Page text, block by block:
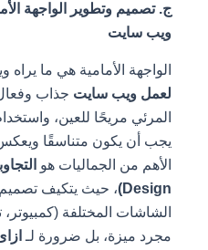
ويب سايت
الواجهة الأمامية هي ما يراه
لعمل ويب سايتجذاب
المرئي مريحًا للعين،
يجب أن يكون متناسقًا ويعكس
الأهم من الجماليات هو
Design) ، حيث يتكيف تصميم
الشاشات المختلفة
مجرد ميزة، بل ضرورة لـ